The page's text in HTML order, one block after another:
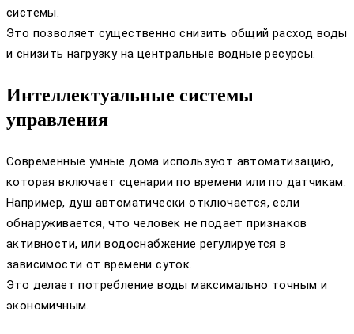
системы.
Это позволяет существенно снизить общий расход воды
и снизить нагрузку на центральные водные ресурсы.
Интеллектуальные системы
управления
Современные умные дома используют автоматизацию,
которая включает сценарии по времени или по датчикам.
Например, душ автоматически отключается, если
обнаруживается, что человек не подает признаков
активности, или водоснабжение регулируется в
зависимости от времени суток.
Это делает потребление воды максимально точным и
экономичным.